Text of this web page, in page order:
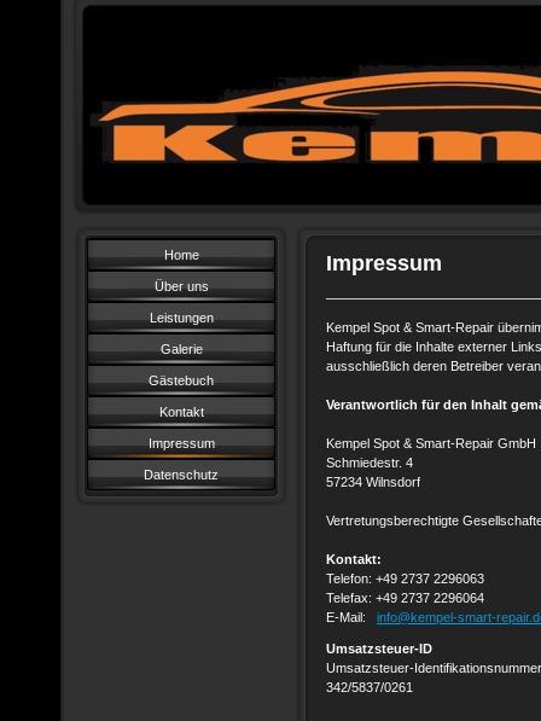
Home
Über uns
Leistungen
Galerie
Gästebuch
Kontakt
Impressum
Datenschutz
Impressum
Kempel Spot & Smart-Repair
Haftung für die Inhalte externer
ausschließlich deren Betreiber
Verantwortlich für den Inhalt
Kempel Spot & Smart-Repair GmbH
Schmiedestr. 4
57234 Wilnsdorf
Vertretungsberechtigte
Kontakt:
Telefon: +49 2737 2296063
Telefax: +49 2737 2296064
E-Mail: info@kempel-smart-
Umsatzsteuer-ID
Umsatzsteuer-Identifikationsnummer
342/5837/0261